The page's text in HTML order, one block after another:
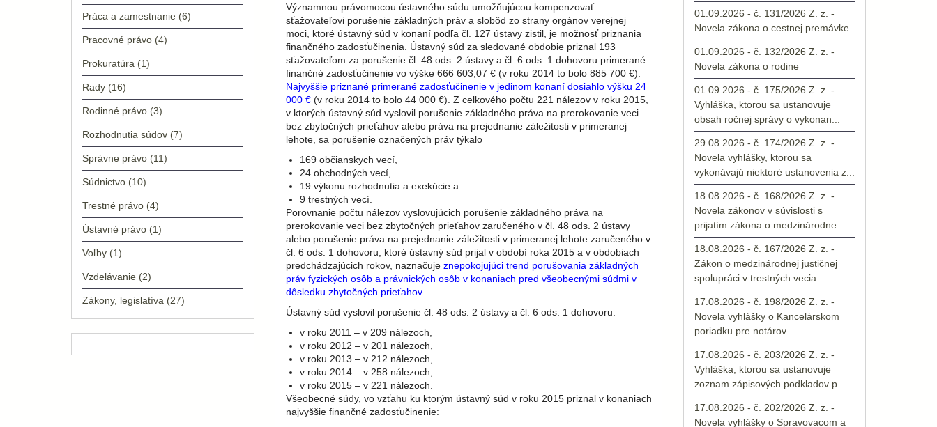
Významnou právomocou ústavného súdu umožňujúcou kompenzovať
sťažovateľovi porušenie základných práv a slobôd zo strany orgánov verejnej
moci, ktoré ústavný súd v konaní podľa čl. 127 ústavy zistil, je možnosť priznania
finančného zadosťučinenia. Ústavný súd za sledované obdobie priznal 193
sťažovateľom za porušenie čl. 48 ods. 2 ústavy a čl. 6 ods. 1 dohovoru primerané
finančné zadosťučinenie vo výške 666 603,07 € (v roku 2014 to bolo 885 700 €).
Najvyššie priznané primerané zadosťučinenie v jedinom konaní dosiahlo výšku 24
000 €(v roku 2014 to bolo 44 000 €). Z celkového počtu 221 nálezov v roku 2015,
v ktorých ústavný súd vyslovil porušenie základného práva na prerokovanie veci
bez zbytočných prieťahov alebo práva na prejednanie záležitosti v primeranej
lehote, sa porušenie označených práv týkalo
169 občianskych vecí,
24 obchodných vecí,
19 výkonu rozhodnutia a exekúcie a
9 trestných vecí.
Porovnanie počtu nálezov vyslovujúcich porušenie základného práva na
prerokovanie veci bez zbytočných prieťahov zaručeného v čl. 48 ods. 2 ústavy
alebo porušenie práva na prejednanie záležitosti v primeranej lehote zaručeného v
čl. 6 ods. 1 dohovoru, ktoré ústavný súd prijal v období roka 2015 a v obdobiach
predchádzajúcich rokov, naznačuje znepokojujúci trend porušovania základných
práv fyzických osôb a právnických osôb v konaniach pred všeobecnými súdmi v
dôsledku zbytočných prieťahov.
Ústavný súd vyslovil porušenie čl. 48 ods. 2 ústavy a čl. 6 ods. 1 dohovoru:
v roku 2011 – v 209 nálezoch,
v roku 2012 – v 201 nálezoch,
v roku 2013 – v 212 nálezoch,
v roku 2014 – v 258 nálezoch,
v roku 2015 – v 221 nálezoch.
Všeobecné súdy, vo vzťahu ku ktorým ústavný súd v roku 2015 priznal v konaniach
najvyššie finančné zadosťučinenie:
01.09.2026 - č. 131/2026 Z. z. -
Novela zákona o cestnej premávke
01.09.2026 - č. 132/2026 Z. z. -
Novela zákona o rodine
01.09.2026 - č. 175/2026 Z. z. -
Vyhláška, ktorou sa ustanovuje
obsah ročnej správy o vykonan...
29.08.2026 - č. 174/2026 Z. z. -
Novela vyhlášky, ktorou sa
vykonávajú niektoré ustanovenia z...
18.08.2026 - č. 168/2026 Z. z. -
Novela zákonov v súvislosti s
prijatím zákona o medzinárodne...
18.08.2026 - č. 167/2026 Z. z. -
Zákon o medzinárodnej justičnej
spolupráci v trestných vecia...
17.08.2026 - č. 198/2026 Z. z. -
Novela vyhlášky o Kancelárskom
poriadku pre notárov
17.08.2026 - č. 203/2026 Z. z. -
Vyhláška, ktorou sa ustanovuje
zoznam zápisových podkladov p...
17.08.2026 - č. 202/2026 Z. z. -
Novela vyhlášky o Spravovacom a
Práca a zamestnanie (6)
Pracovné právo (4)
Prokuratúra (1)
Rady (16)
Rodinné právo (3)
Rozhodnutia súdov (7)
Správne právo (11)
Súdnictvo (10)
Trestné právo (4)
Ústavné právo (1)
Voľby (1)
Vzdelávanie (2)
Zákony, legislatíva (27)